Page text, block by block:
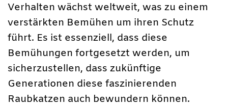
Verhalten wächst weltweit, was zu einem
verstärkten Bemühen um ihren Schutz
führt. Es ist essenziell, dass diese
Bemühungen fortgesetzt werden, um
sicherzustellen, dass zukünftige
Generationen diese faszinierenden
Raubkatzen auch bewundern können.